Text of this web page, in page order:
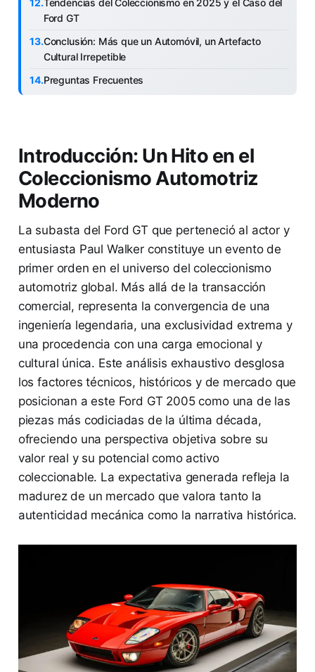
Ford GT
Conclusión: Más que un Automóvil, un Artefacto
Cultural Irrepetible
Preguntas Frecuentes
Introducción: Un Hito en el
Coleccionismo Automotriz
Moderno
La subasta del Ford GT que perteneció al actor y
entusiasta Paul Walker constituye un evento de
primer orden en el universo del coleccionismo
automotriz global. Más allá de la transacción
comercial, representa la convergencia de una
ingeniería legendaria, una exclusividad extrema y
una procedencia con una carga emocional y
cultural única. Este análisis exhaustivo desglosa
los factores técnicos, históricos y de mercado que
posicionan a este Ford GT 2005 como una de las
piezas más codiciadas de la última década,
ofreciendo una perspectiva objetiva sobre su
valor real y su potencial como activo
coleccionable. La expectativa generada refleja la
madurez de un mercado que valora tanto la
autenticidad mecánica como la narrativa histórica.